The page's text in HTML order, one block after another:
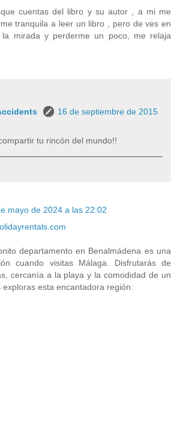
cuentas del libro y su autor , a mi me
tranquila a leer un libro , pero de ves en
la mirada y perderme un poco, me relaja
16 de septiembre de 2015
tu rincón del mundo!!
mayo de 2024 a las 22:02
departamento en Benalmádena es una
cuando visitas Málaga. Disfrutarás de
cercanía a la playa y la comodidad de un
esta encantadora región.